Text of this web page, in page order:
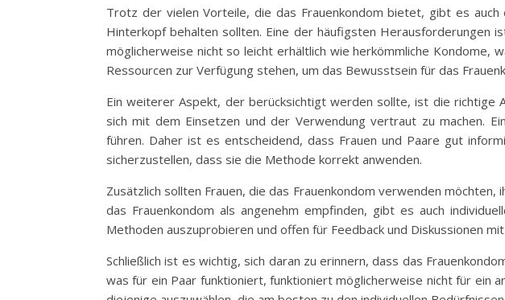
Trotz der vielen Vorteile, die das Frauenkondom bietet, gibt es
Hinterkopf behalten sollten. Eine der häufigsten Herausforderungen
möglicherweise nicht so leicht erhältlich wie herkömmliche Kondome,
Ressourcen zur Verfügung stehen, um das Bewusstsein für das
Ein weiterer Aspekt, der berücksichtigt werden sollte, ist die richtige
sich mit dem Einsetzen und der Verwendung vertraut zu machen.
führen. Daher ist es entscheidend, dass Frauen und Paare gut
sicherzustellen, dass sie die Methode korrekt anwenden.
Zusätzlich sollten Frauen, die das Frauenkondom verwenden
das Frauenkondom als angenehm empfinden, gibt es auch
Methoden auszuprobieren und offen für Feedback und Diskussionen
Schließlich ist es wichtig, sich daran zu erinnern, dass das
was für ein Paar funktioniert, funktioniert möglicherweise nicht für ein